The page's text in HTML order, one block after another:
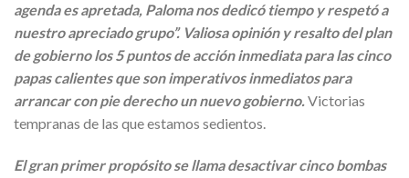
agenda es apretada, Paloma nos dedicó tiempo y respetó a
nuestro apreciado grupo”. Valiosa opinión y resalto del plan
de gobierno los 5 puntos de acción inmediata para las cinco
papas calientes que son imperativos inmediatos para
arrancar con pie derecho un nuevo gobierno.Victorias
tempranas de las que estamos sedientos.
El gran primer propósito se llama desactivar cinco bombas